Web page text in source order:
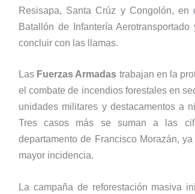
Resisapa, Santa Crúz y Congolón,
Batallón de Infantería
concluir con las llamas.
Las Fuerzas Armadas trabajan en la
el combate de incendios forestales en
unidades militares y destacamentos a
Tres casos más se suman a las
departamento de Francisco Morazán,
mayor incidencia.
La campaña de reforestación masiva